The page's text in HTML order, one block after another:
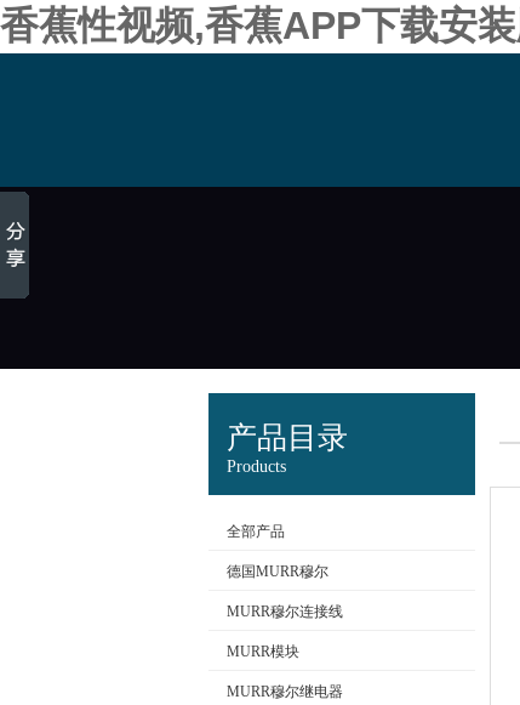
香蕉性视频,香蕉APP下载安
产品目录
Products
全部产品
德国MURR穆尔
MURR穆尔连接线
MURR模块
MURR穆尔继电器